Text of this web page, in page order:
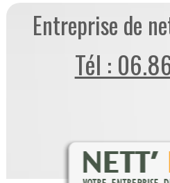
Entreprise de
Tél :